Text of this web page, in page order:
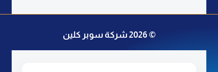
© 2026 شركة سوبر كلين